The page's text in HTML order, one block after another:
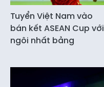
Tuyển Việt Nam vào
bán kết ASEAN Cup với
ngôi nhất bảng